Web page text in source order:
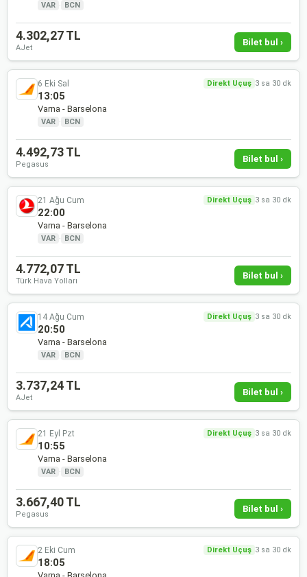
VAR · BCN
4.302,27 TL
AJet
Bilet bul ›
6 Eki Sal Direkt Uçuş 3 sa 30 dk
13:05
Varna - Barselona
VAR · BCN
4.492,73 TL
Pegasus
Bilet bul ›
21 Ağu Cum Direkt Uçuş 3 sa 30 dk
22:00
Varna - Barselona
VAR · BCN
4.772,07 TL
Türk Hava Yolları
Bilet bul ›
14 Ağu Cum Direkt Uçuş 3 sa 30 dk
20:50
Varna - Barselona
VAR · BCN
3.737,24 TL
AJet
Bilet bul ›
21 Eyl Pzt Direkt Uçuş 3 sa 30 dk
10:55
Varna - Barselona
VAR · BCN
3.667,40 TL
Pegasus
Bilet bul ›
2 Eki Cum Direkt Uçuş 3 sa 30 dk
18:05